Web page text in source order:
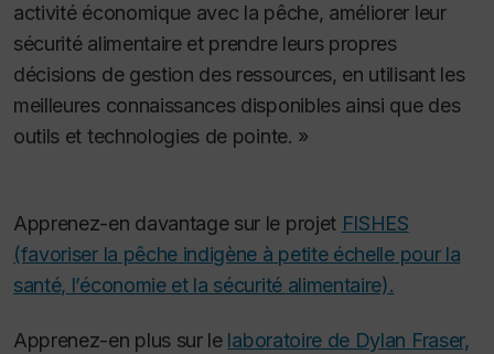
activité économique avec la pêche, améliorer leur
sécurité alimentaire et prendre leurs propres
décisions de gestion des ressources, en utilisant les
meilleures connaissances disponibles ainsi que des
outils et technologies de pointe. »
Apprenez-en davantage sur le projet FISHES
(favoriser la pêche indigène à petite échelle pour la
santé, l’économie et la sécurité alimentaire).
Apprenez-en plus sur le laboratoire de Dylan Fraser,